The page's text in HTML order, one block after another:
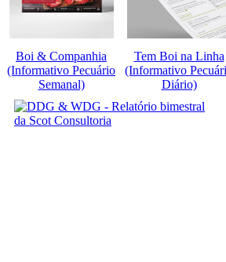
Boi & Companhia
(Informativo Pecuário
Semanal)
Tem Boi na Linha
(Informativo
Diário)